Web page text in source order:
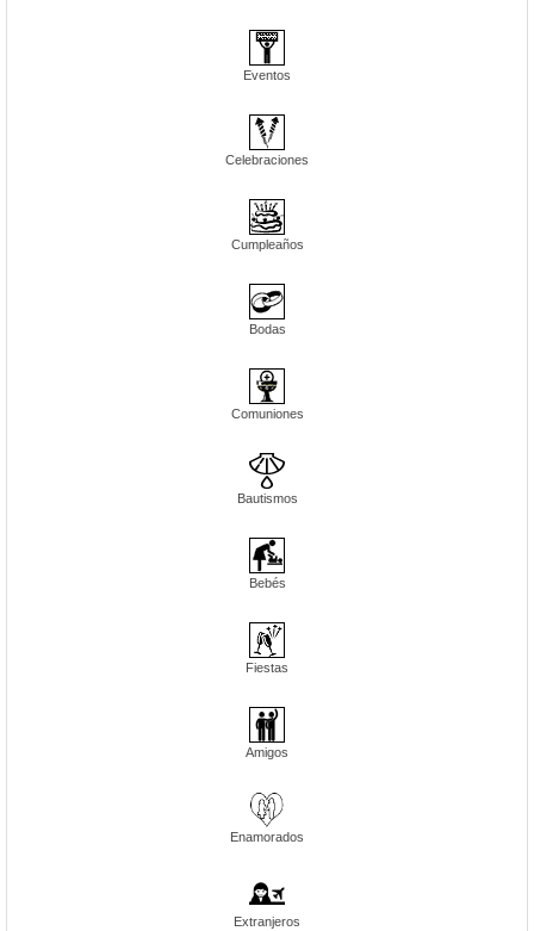
Eventos
Celebraciones
Cumpleaños
Bodas
Comuniones
Bautismos
Bebés
Fiestas
Amigos
Enamorados
Extranjeros